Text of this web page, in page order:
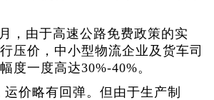
，由于高速公路免费政策的实
压价，中小型物流企业及货车司
度一度高达30%-40%。
价略有回弹。但由于生产制